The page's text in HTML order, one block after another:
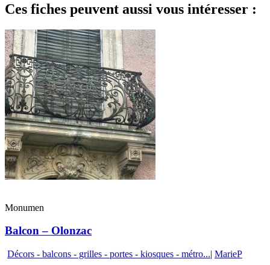
Ces fiches peuvent aussi vous intéresser :
Monumen
Balcon – Olonzac
Décors - balcons - grilles - portes - kiosques - métro...| MarieP